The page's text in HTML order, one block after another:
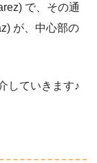
で、その通
が、中心部の
していきます♪